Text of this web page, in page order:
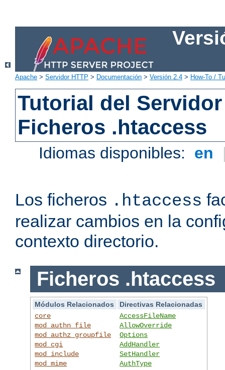
Apache > Servidor HTTP > Documentación > Versión 2.4 > How-To /
Tutorial del
Ficheros .htaccess
Idiomas disponibles: en
Los ficheros .htaccess
realizar cambios en la
contexto directorio.
Ficheros .htaccess
Módulos Relacionados
Directivas Relacionadas
core
mod_authn_file
mod_authz_groupfile
mod_cgi
mod_include
mod_mime
AccessFileName
AllowOverride
Options
AddHandler
SetHandler
AuthType